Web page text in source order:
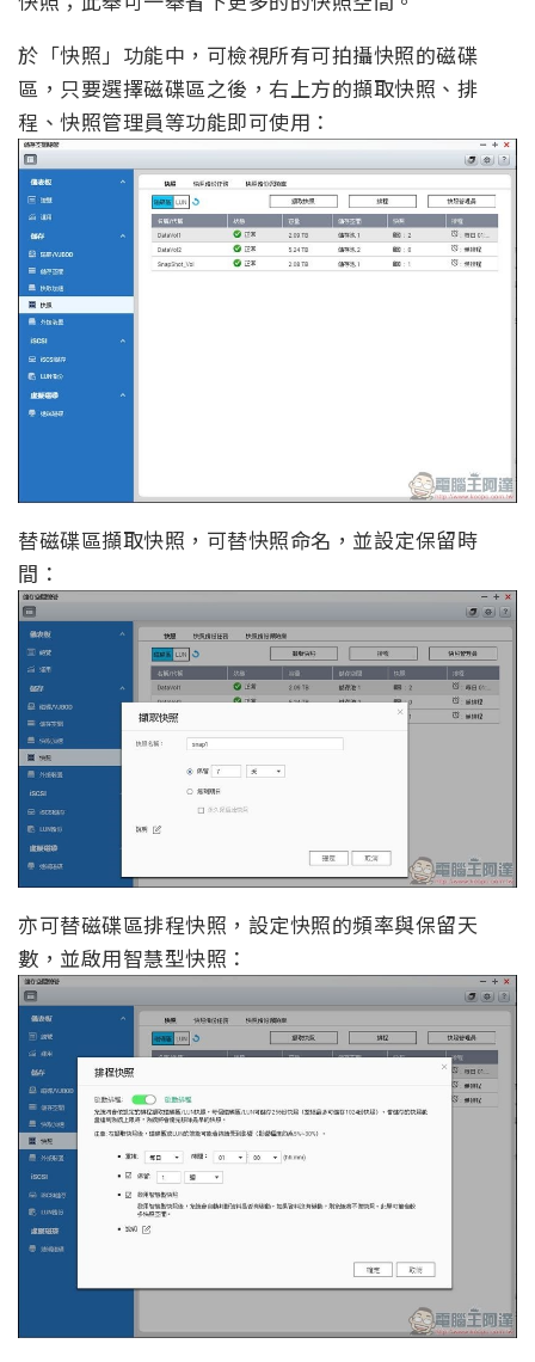
於「快照」功能中，可檢視所有可拍攝快照的磁碟
區，只要選擇磁碟區之後，右上方的擷取快照、排
程、快照管理員等功能即可使用：
替磁碟區擷取快照，可替快照命名，並設定保留時
間：
亦可替磁碟區排程快照，設定快照的頻率與保留天
數，並啟用智慧型快照：